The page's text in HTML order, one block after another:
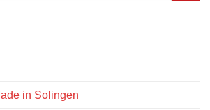
in Solingen